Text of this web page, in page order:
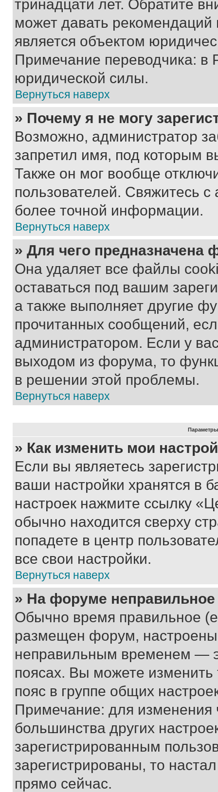
тринадцати лет. Обратите
может давать
является объектом
Примечание переводчика: в
юридической силы.
Вернуться наверх
» Почему я не могу
Возможно, администратор
запретил имя, под которым
Также он мог вообще
пользователей. Свяжитесь
более точной информации.
Вернуться наверх
» Для чего предназначена
Она удаляет все файлы
оставаться под вашим
а также выполняет другие
прочитанных сообщений,
администратором. Если у
выходом из форума, то
в решении этой проблемы.
Вернуться наверх
Параметры
» Как изменить мои
Если вы являетесь
ваши настройки хранятся в
настроек нажмите ссылку
обычно находится сверху
попадете в центр
все свои настройки.
Вернуться наверх
» На форуме
Обычно время правильное
размещен форум, настроены
неправильным временем —
поясах. Вы можете изменить
пояс в группе общих
Примечание: для изменения
большинства других
зарегистрированным
зарегистрированы, то
прямо сейчас.